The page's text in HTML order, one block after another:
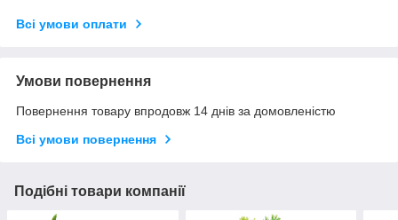
Всі умови оплати
Умови повернення
Повернення товару впродовж 14 днів за домовленістю
Всі умови повернення
Подібні товари компанії